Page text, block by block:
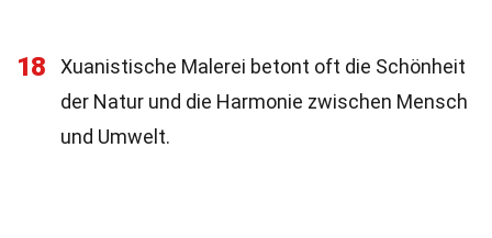
18
Xuanistische Malerei betont oft die Schönheit
der Natur und die Harmonie zwischen Mensch
und Umwelt.